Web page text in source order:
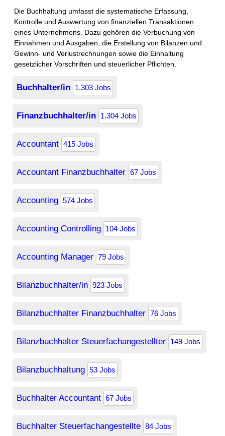
Die Buchhaltung umfasst die systematische Erfassung,
Kontrolle und Auswertung von finanziellen Transaktionen
eines Unternehmens. Dazu gehören die Verbuchung von
Einnahmen und Ausgaben, die Erstellung von Bilanzen und
Gewinn- und Verlustrechnungen sowie die Einhaltung
gesetzlicher Vorschriften und steuerlicher Pflichten.
Buchhalter/in 1.303 Jobs
Finanzbuchhalter/in 1.304 Jobs
Accountant 415 Jobs
Accountant Finanzbuchhalter 67 Jobs
Accounting 574 Jobs
Accounting Controlling 104 Jobs
Accounting Manager 79 Jobs
Bilanzbuchhalter/in 923 Jobs
Bilanzbuchhalter Finanzbuchhalter 76 Jobs
Bilanzbuchhalter Steuerfachangestellter 149 Jobs
Bilanzbuchhaltung 53 Jobs
Buchhalter Accountant 67 Jobs
Buchhalter Steuerfachangestellte 84 Jobs